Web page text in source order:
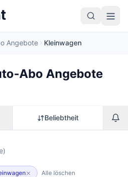
Angebote Kleinwagen
Abo Angebote
Beliebtheit
Alle löschen